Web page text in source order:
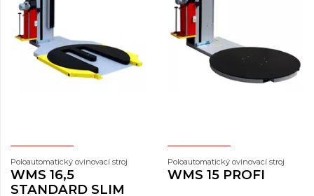
Poloautomatický ovinovací stroj
WMS 16,5
STANDARD SLIM
Poloautomatický ovinovací stroj
WMS 15 PROFI